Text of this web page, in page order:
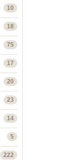
10
18
75
17
20
23
14
5
222